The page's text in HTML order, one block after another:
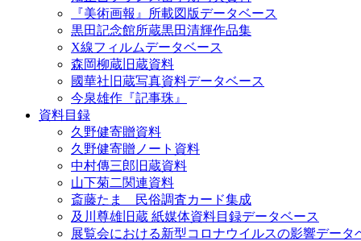
『美術画報』所載図版データベース
黒田記念館所蔵黒田清輝作品集
X線フィルムデータベース
森岡柳蔵旧蔵資料
國華社旧蔵写真資料データベース
今泉雄作『記事珠』
資料目録
久野健寄贈資料
久野健寄贈ノート資料
中村傳三郎旧蔵資料
山下菊二関連資料
斎藤たま 民俗調査カード集成
及川尊雄旧蔵 紙媒体資料目録データベース
展覧会における新型コロナウイルスの影響データ